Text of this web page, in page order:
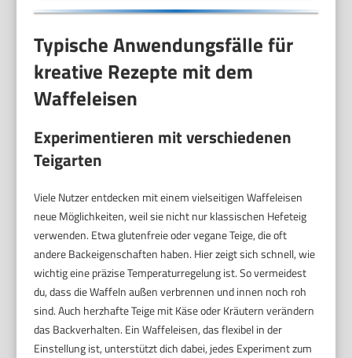
Typische Anwendungsfälle für
kreative Rezepte mit dem
Waffeleisen
Experimentieren mit verschiedenen
Teigarten
Viele Nutzer entdecken mit einem vielseitigen Waffeleisen
neue Möglichkeiten, weil sie nicht nur klassischen Hefeteig
verwenden. Etwa glutenfreie oder vegane Teige, die oft
andere Backeigenschaften haben. Hier zeigt sich schnell, wie
wichtig eine präzise Temperaturregelung ist. So vermeidest
du, dass die Waffeln außen verbrennen und innen noch roh
sind. Auch herzhafte Teige mit Käse oder Kräutern verändern
das Backverhalten. Ein Waffeleisen, das flexibel in der
Einstellung ist, unterstützt dich dabei, jedes Experiment zum